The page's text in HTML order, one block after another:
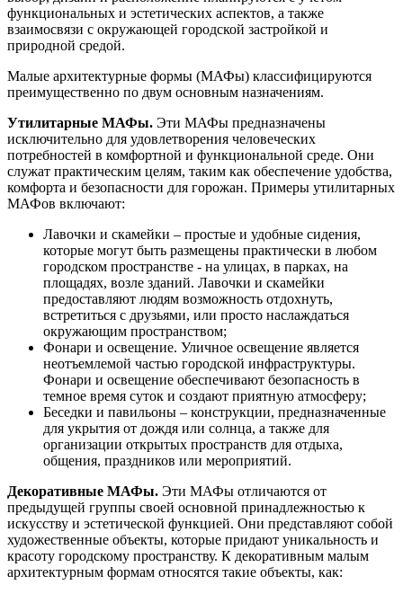
функциональных и эстетических аспектов, а также
взаимосвязи с окружающей городской застройкой и
природной средой.
Малые архитектурные формы (МАФы) классифицируются
преимущественно по двум основным назначениям.
Утилитарные МАФы. Эти МАФы предназначены
исключительно для удовлетворения человеческих
потребностей в комфортной и функциональной среде. Они
служат практическим целям, таким как обеспечение удобства,
комфорта и безопасности для горожан. Примеры утилитарных
МАФов включают:
Лавочки и скамейки – простые и удобные сидения,
которые могут быть размещены практически в любом
городском пространстве - на улицах, в парках, на
площадях, возле зданий. Лавочки и скамейки
предоставляют людям возможность отдохнуть,
встретиться с друзьями, или просто наслаждаться
окружающим пространством;
Фонари и освещение. Уличное освещение является
неотъемлемой частью городской инфраструктуры.
Фонари и освещение обеспечивают безопасность в
темное время суток и создают приятную атмосферу;
Беседки и павильоны – конструкции, предназначенные
для укрытия от дождя или солнца, а также для
организации открытых пространств для отдыха,
общения, праздников или мероприятий.
Декоративные МАФы. Эти МАФы отличаются от
предыдущей группы своей основной принадлежностью к
искусству и эстетической функцией. Они представляют собой
художественные объекты, которые придают уникальность и
красоту городскому пространству. К декоративным малым
архитектурным формам относятся такие объекты, как: